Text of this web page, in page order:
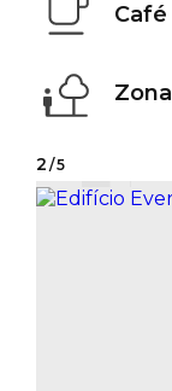
Café
2 /5